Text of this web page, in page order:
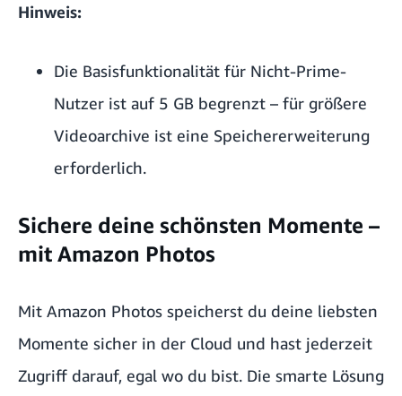
Hinweis:
Die Basisfunktionalität für Nicht-Prime-
Nutzer ist auf 5 GB begrenzt – für größere
Videoarchive ist eine Speichererweiterung
erforderlich.
Sichere deine schönsten Momente –
mit Amazon Photos
Mit Amazon Photos speicherst du deine liebsten
Momente sicher in der Cloud und hast jederzeit
Zugriff darauf, egal wo du bist. Die smarte Lösung